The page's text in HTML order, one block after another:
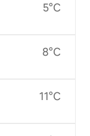
5°C
8°C
11°C